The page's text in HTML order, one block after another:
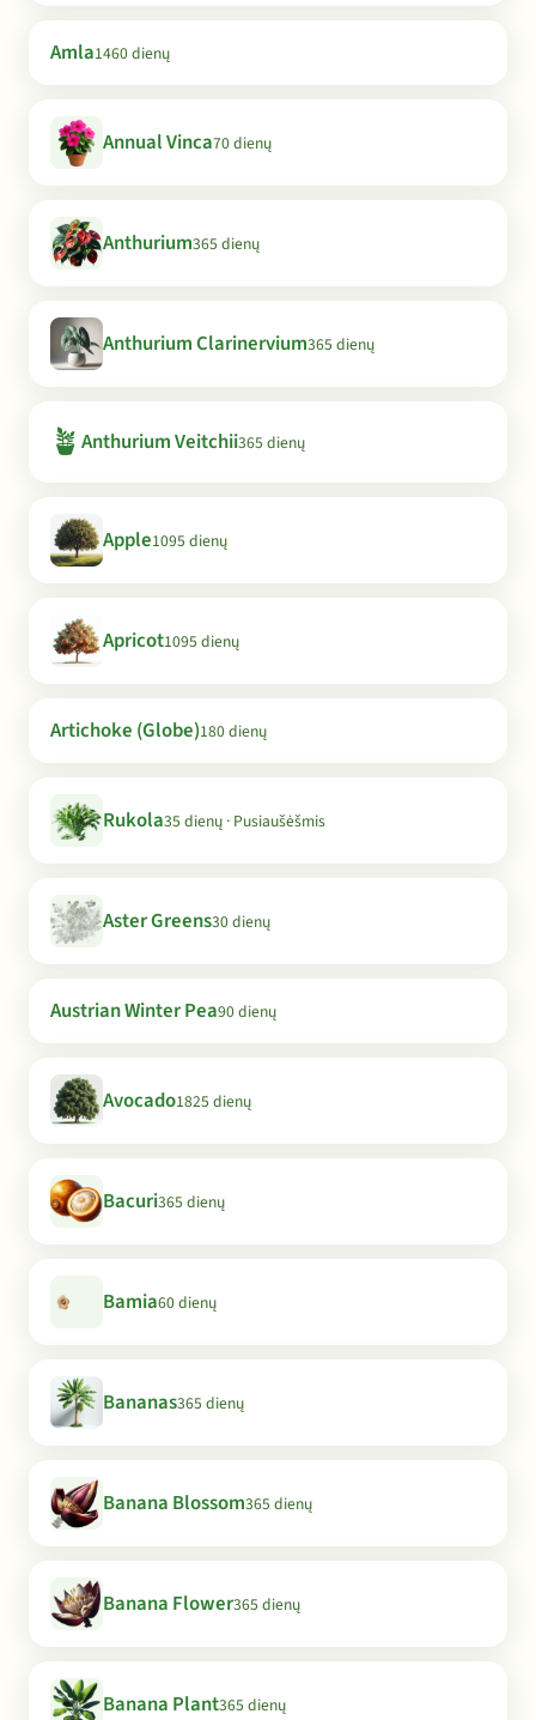
Amla1460 dienų
Annual Vinca70 dienų
Anthurium365 dienų
Anthurium Clarinervium365 dienų
🪴 Anthurium Veitchii365 dienų
Apple1095 dienų
Apricot1095 dienų
Artichoke (Globe)180 dienų
Rukola35 dienų · Pusiaušėšmis
Aster Greens30 dienų
Austrian Winter Pea90 dienų
Avocado1825 dienų
Bacuri365 dienų
Bamia60 dienų
Bananas365 dienų
Banana Blossom365 dienų
Banana Flower365 dienų
Banana Plant365 dienų